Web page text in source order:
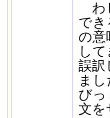
わ
でき
の意
し
誤訳
ま
びっ
文を